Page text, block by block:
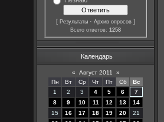
[Результаты ·Архив опросов ]
Всего ответов:1258
Календарь
« Август 2011
»
Пн
Вт Ср Чт Пт Сб
Вс
1
2 3 4 5 6
7
8
9 10 11 12 13
14
15
16 17 18 19 20
21